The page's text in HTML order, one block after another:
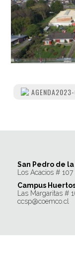
San Pedro de la
Los Acacios # 107
Campus
Las Margaritas #
ccsp@coemco.cl